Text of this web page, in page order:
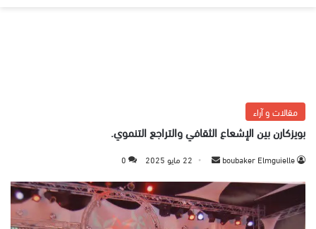
مقالات و آراء
بويزكارن بين الإشعاع الثقافي والتراجع التنموي.
boubaker Elmguielle
ل
22 مايو 2025 0